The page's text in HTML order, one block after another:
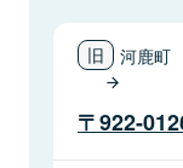
河鹿町
922-